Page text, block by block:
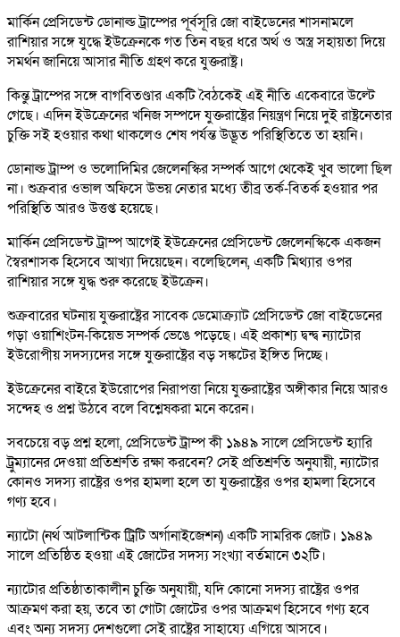
মার্কিন প্রেসিডেন্ট ডোনাল্ড ট্রাম্পের পূর্বসূরি জো বাইডেনের শাসনামলে
রাশিয়ার সঙ্গে যুদ্ধে ইউক্রেনকে গত তিন বছর ধরে অর্থ ও অস্ত্র সহায়তা দিয়ে
সমর্থন জানিয়ে আসার নীতি গ্রহণ করে যুক্তরাষ্ট্র।
কিন্তু ট্রাম্পের সঙ্গে বাগবিতণ্ডার একটি বৈঠকেই এই নীতি একেবারে উল্টে
গেছে। এদিন ইউক্রেনের খনিজ সম্পদে যুক্তরাষ্ট্রের নিয়ন্ত্রণ নিয়ে দুই রাষ্ট্রনেতার
চুক্তি সই হওয়ার কথা থাকলেও শেষ পর্যন্ত উদ্ভূত পরিস্থিতিতে তা হয়নি।
ডোনাল্ড ট্রাম্প ও ভলোদিমির জেলেনস্কির সম্পর্ক আগে থেকেই খুব ভালো ছিল
না। শুক্রবার ওভাল অফিসে উভয় নেতার মধ্যে তীব্র তর্ক-বিতর্ক হওয়ার পর
পরিস্থিতি আরও উত্তপ্ত হয়েছে।
মার্কিন প্রেসিডেন্ট ট্রাম্প আগেই ইউক্রেনের প্রেসিডেন্ট জেলেনস্কিকে একজন
স্বৈরশাসক হিসেবে আখ্যা দিয়েছেন। বলেছিলেন, একটি মিথ্যার ওপর
রাশিয়ার সঙ্গে যুদ্ধ শুরু করেছে ইউক্রেন।
শুক্রবারের ঘটনায় যুক্তরাষ্ট্রের সাবেক ডেমোক্র্যাট প্রেসিডেন্ট জো বাইডেনের
গড়া ওয়াশিংটন-কিয়েভ সম্পর্ক ভেঙে পড়েছে। এই প্রকাশ্য দ্বন্দ্ব ন্যাটোর
ইউরোপীয় সদস্যদের সঙ্গে যুক্তরাষ্ট্রের বড় সঙ্কটের ইঙ্গিত দিচ্ছে।
ইউক্রেনের বাইরে ইউরোপের নিরাপত্তা নিয়ে যুক্তরাষ্ট্রের অঙ্গীকার নিয়ে আরও
সন্দেহ ও প্রশ্ন উঠবে বলে বিশ্লেষকরা মনে করেন।
সবচেয়ে বড় প্রশ্ন হলো, প্রেসিডেন্ট ট্রাম্প কী ১৯৪৯ সালে প্রেসিডেন্ট হ্যারি
ট্রুম্যানের দেওয়া প্রতিশ্রুতি রক্ষা করবেন? সেই প্রতিশ্রুতি অনুযায়ী, ন্যাটোর
কোনও সদস্য রাষ্ট্রের ওপর হামলা হলে তা যুক্তরাষ্ট্রের ওপর হামলা হিসেবে
গণ্য হবে।
ন্যাটো (নর্থ আটলান্টিক ট্রিটি অর্গানাইজেশন) একটি সামরিক জোট। ১৯৪৯
সালে প্রতিষ্ঠিত হওয়া এই জোটের সদস্য সংখ্যা বর্তমানে ৩২টি।
ন্যাটোর প্রতিষ্ঠাতাকালীন চুক্তি অনুযায়ী, যদি কোনো সদস্য রাষ্ট্রের ওপর
আক্রমণ করা হয়, তবে তা গোটা জোটের ওপর আক্রমণ হিসেবে গণ্য হবে
এবং অন্য সদস্য দেশগুলো সেই রাষ্ট্রের সাহায্যে এগিয়ে আসবে।